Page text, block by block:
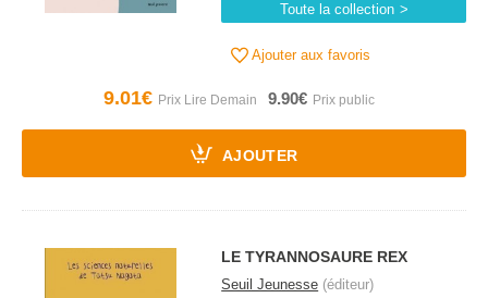
Toute la collection
Ajouter aux favoris
9.01€ 9.90€
AJOUTER
LE TYRANNOSAURE REX
Seuil Jeunesse (éditeur)